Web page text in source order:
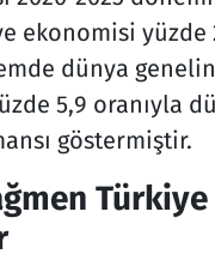
ekonomisi yüzde
dünya
5,9 oranıyla
göstermiştir.